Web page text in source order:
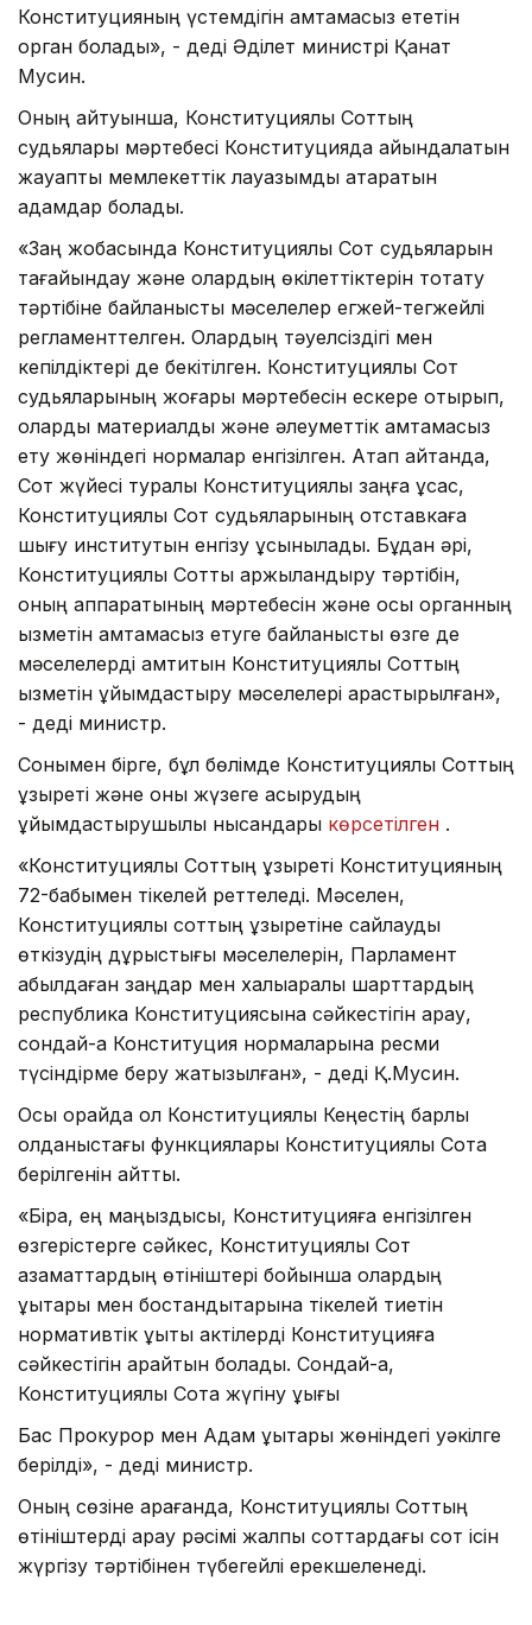
Конституцияның үстемдігін қамтамасыз ететін
орган болады», - деді Әділет министрі Қанат
Мусин.
Оның айтуынша, Конституциялық Соттың
судьялары мәртебесі Конституцияда айқындалатын
жауапты мемлекеттік лауазымды атқаратын
адамдар болады.
«Заң жобасында Конституциялық Сот судьяларын
тағайындау және олардың өкілеттіктерін тоқтату
тәртібіне байланысты мәселелер егжей-тегжейлі
регламенттелген. Олардың тәуелсіздігі мен
кепілдіктері де бекітілген. Конституциялық Сот
судьяларының жоғары мәртебесін ескере отырып,
оларды материалдық және әлеуметтік қамтамасыз
ету жөніндегі нормалар енгізілген. Атап айтқанда,
Сот жүйесі туралы Конституциялық заңға ұқсас,
Конституциялық Сот судьяларының отставкаға
шығу институтын енгізу ұсынылады. Бұдан әрі,
Конституциялық Сотты қаржыландыру тәртібін,
оның аппаратының мәртебесін және осы органның
қызметін қамтамасыз етуге байланысты өзге де
мәселелерді қамтитын Конституциялық Соттың
қызметін ұйымдастыру мәселелері қарастырылған»,
- деді министр.
Сонымен бірге, бұл бөлімде Конституциялық Соттың
құзыреті және оны жүзеге асырудың
ұйымдастырушылық нысандары көрсетілген .
«Конституциялық Соттың құзыреті Конституцияның
72-бабымен тікелей реттеледі. Мәселен,
Конституциялық соттың құзыретіне сайлауды
өткізудің дұрыстығы мәселелерін, Парламент
қабылдаған заңдар мен халықаралық шарттардың
республика Конституциясына сәйкестігін қарау,
сондай-ақ Конституция нормаларына ресми
түсіндірме беру жатқызылған», - деді Қ.Мусин.
Осы орайда ол Конституциялық Кеңестің барлық
қолданыстағы функциялары Конституциялық Сотқа
берілгенін айтты.
«Бірақ, ең маңыздысы, Конституцияға енгізілген
өзгерістерге сәйкес, Конституциялық Сот
азаматтардың өтініштері бойынша олардың
құқықтары мен бостандықтарына тікелей тиетін
нормативтік құқықтық актілерді Конституцияға
сәйкестігін қарайтын болады. Сондай-ақ,
Конституциялық Сотқа жүгіну құқығы
Бас Прокурор мен Адам құқықтары жөніндегі уәкілге
берілді», - деді министр.
Оның сөзіне қарағанда, Конституциялық Соттың
өтініштерді қарау рәсімі жалпы соттардағы сот ісін
жүргізу тәртібінен түбегейлі ерекшеленеді.